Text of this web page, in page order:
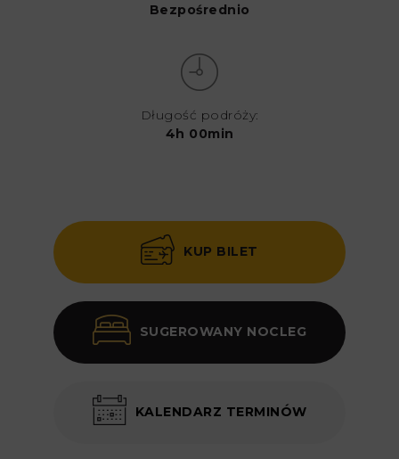
Bezpośrednio
Długość podróży:
4h 00min
KUP BILET
SUGEROWANY NOCLEG
KALENDARZ TERMINÓW